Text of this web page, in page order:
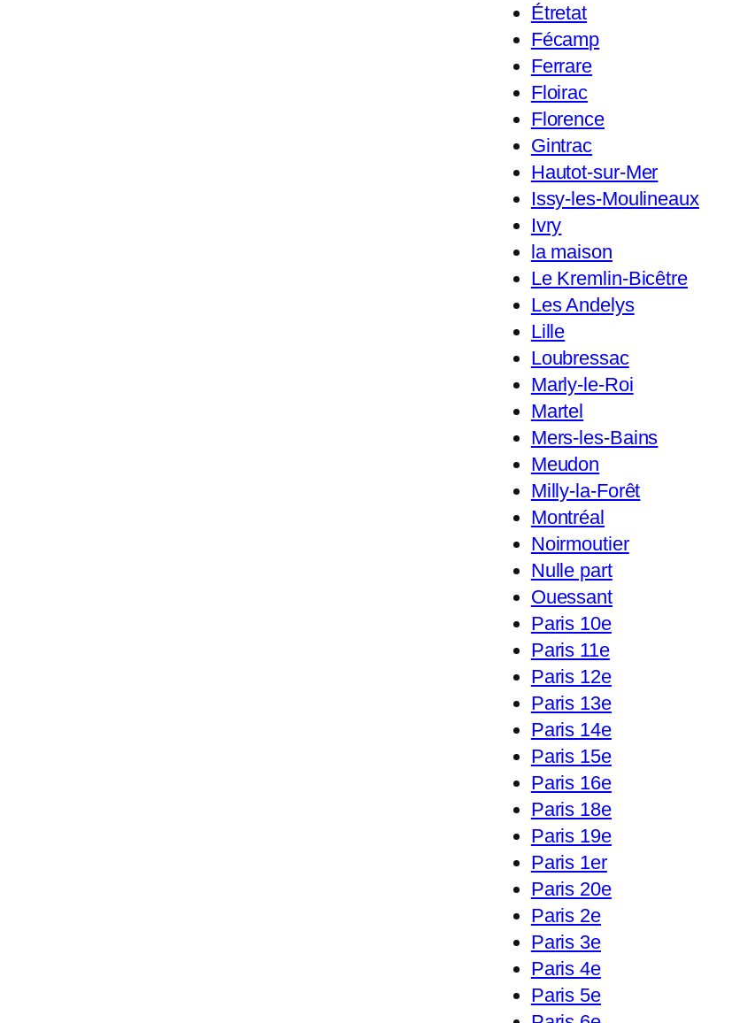
Étretat
Fécamp
Ferrare
Floirac
Florence
Gintrac
Hautot-sur-Mer
Issy-les-Moulineaux
Ivry
la maison
Le Kremlin-Bicêtre
Les Andelys
Lille
Loubressac
Marly-le-Roi
Martel
Mers-les-Bains
Meudon
Milly-la-Forêt
Montréal
Noirmoutier
Nulle part
Ouessant
Paris 10e
Paris 11e
Paris 12e
Paris 13e
Paris 14e
Paris 15e
Paris 16e
Paris 18e
Paris 19e
Paris 1er
Paris 20e
Paris 2e
Paris 3e
Paris 4e
Paris 5e